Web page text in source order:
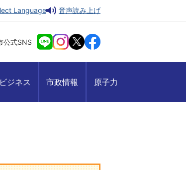
Language 音声読み上げ
公式SNS
ジネス 市政情報 原子力